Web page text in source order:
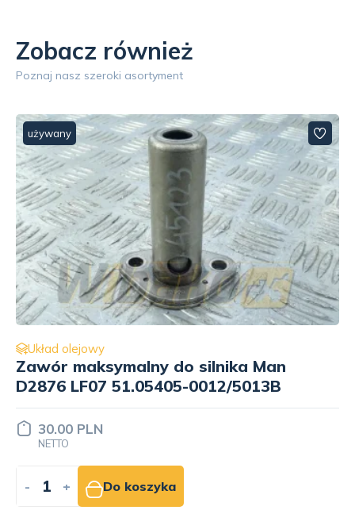
Zobacz również
Poznaj nasz szeroki asortyment
używany
Układ olejowy
Odma silnika do silnika Man D2876
LF07 51.01804-7034
40.00 PLN
NETTO
- + Do koszyka